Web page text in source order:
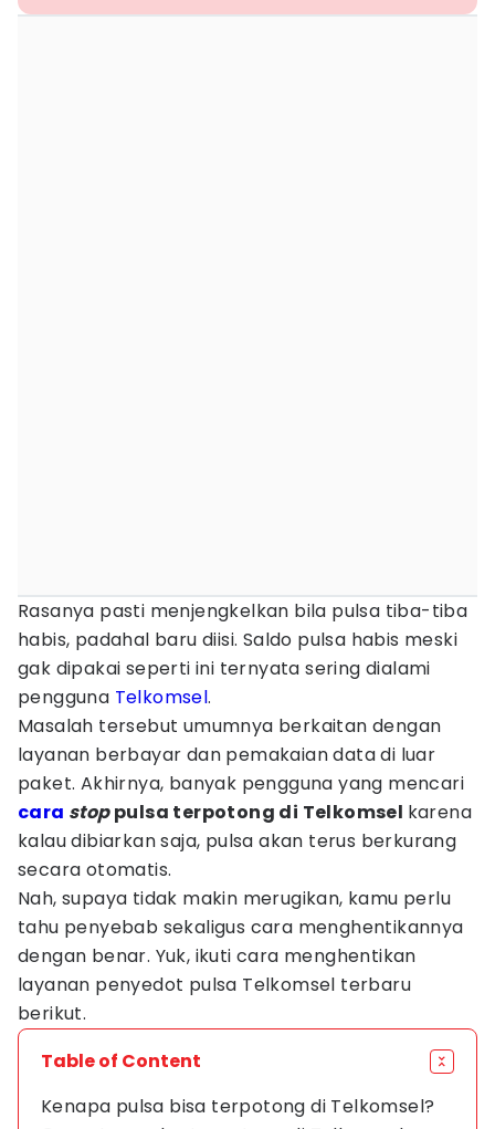
Rasanya pasti menjengkelkan bila pulsa tiba-tiba
habis, padahal baru diisi. Saldo pulsa habis meski
gak dipakai seperti ini ternyata sering dialami
pengguna Telkomsel.
Masalah tersebut umumnya berkaitan dengan
layanan berbayar dan pemakaian data di luar
paket. Akhirnya, banyak pengguna yang mencari
cara stoppulsa terpotong di Telkomsel karena
kalau dibiarkan saja, pulsa akan terus berkurang
secara otomatis.
Nah, supaya tidak makin merugikan, kamu perlu
tahu penyebab sekaligus cara menghentikannya
dengan benar. Yuk, ikuti cara menghentikan
layanan penyedot pulsa Telkomsel terbaru
berikut.
Table of Content
Kenapa pulsa bisa terpotong di Telkomsel?